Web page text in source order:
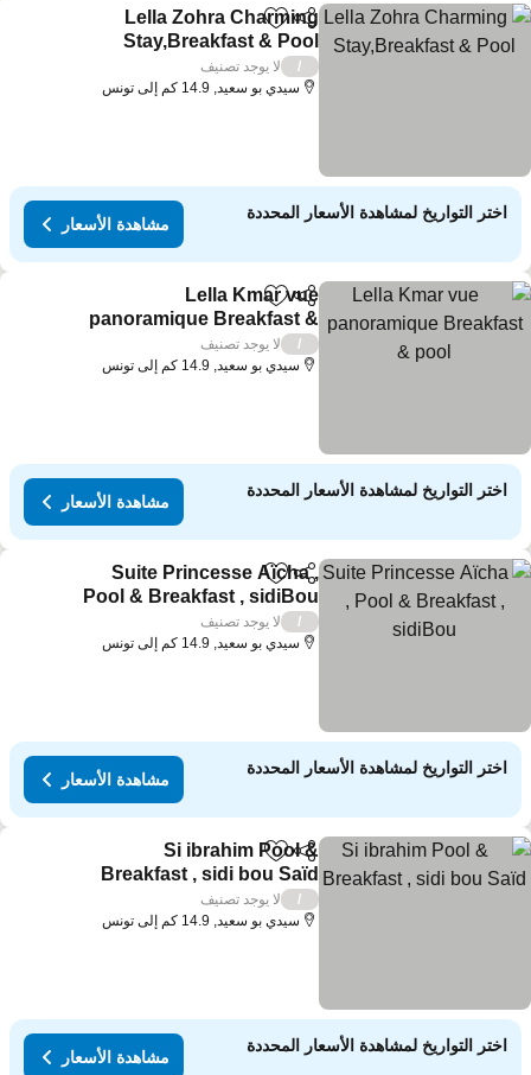
مشاركةAdd to favorites
Lella Zohra Charming
Stay,Breakfast & Pool
لا يوجد تصنيف
سيدي بو سعيد, 14.9 كم إلى تونس
اختر التواريخ لمشاهدة الأسعار المحددة
مشاهدة الأسعار
مشاركةAdd to favorites
Lella Kmar vue
panoramique Breakfast &
pool
لا يوجد تصنيف
سيدي بو سعيد, 14.9 كم إلى تونس
اختر التواريخ لمشاهدة الأسعار المحددة
مشاهدة الأسعار
مشاركةAdd to favorites
Suite Princesse Aïcha ,
Pool & Breakfast , sidiBou
لا يوجد تصنيف
سيدي بو سعيد, 14.9 كم إلى تونس
اختر التواريخ لمشاهدة الأسعار المحددة
مشاهدة الأسعار
مشاركةAdd to favorites
Si ibrahim Pool &
Breakfast , sidi bou Saïd
لا يوجد تصنيف
سيدي بو سعيد, 14.9 كم إلى تونس
اختر التواريخ لمشاهدة الأسعار المحددة
مشاهدة الأسعار